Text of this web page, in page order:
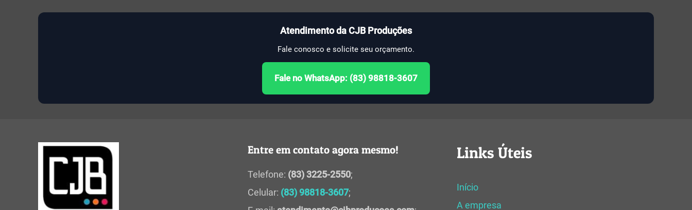
Atendimento da CJB Produções
Fale conosco e solicite seu orçamento.
Fale no WhatsApp: (83) 98818-3607
Entre em contato agora mesmo!
Telefone: (83) 3225-2550;
Celular: (83) 98818-3607;
Links Úteis
Início
A empresa